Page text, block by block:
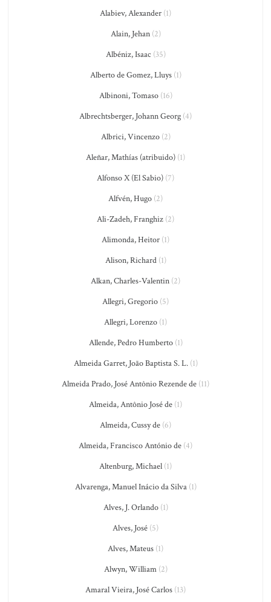
Alabiev, Alexander (1)
Alain, Jehan(2)
Albéniz, Isaac (35)
Alberto de Gomez, Lluys(1)
Albinoni, Tomaso(16)
Albrechtsberger, Johann Georg (4)
Albrici, Vincenzo(2)
Aleñar, Mathías (atribuido) (1)
Alfonso X (El Sabio) (7)
Alfvén, Hugo (2)
Ali-Zadeh, Franghiz (2)
Alimonda, Heitor (1)
Alison, Richard(1)
Alkan, Charles-Valentin (2)
Allegri, Gregorio (5)
Allegri, Lorenzo (1)
Allende, Pedro Humberto(1)
Almeida Garret, João Baptista S. L.(1)
Almeida Prado, José Antônio Rezende de (11)
Almeida, Antônio José de (1)
Almeida, Cussy de (6)
Almeida, Francisco António de (4)
Altenburg, Michael (1)
Alvarenga, Manuel Inácio da Silva(1)
Alves, J. Orlando(1)
Alves, José (5)
Alves, Mateus (1)
Alwyn, William(2)
Amaral Vieira, José Carlos (13)